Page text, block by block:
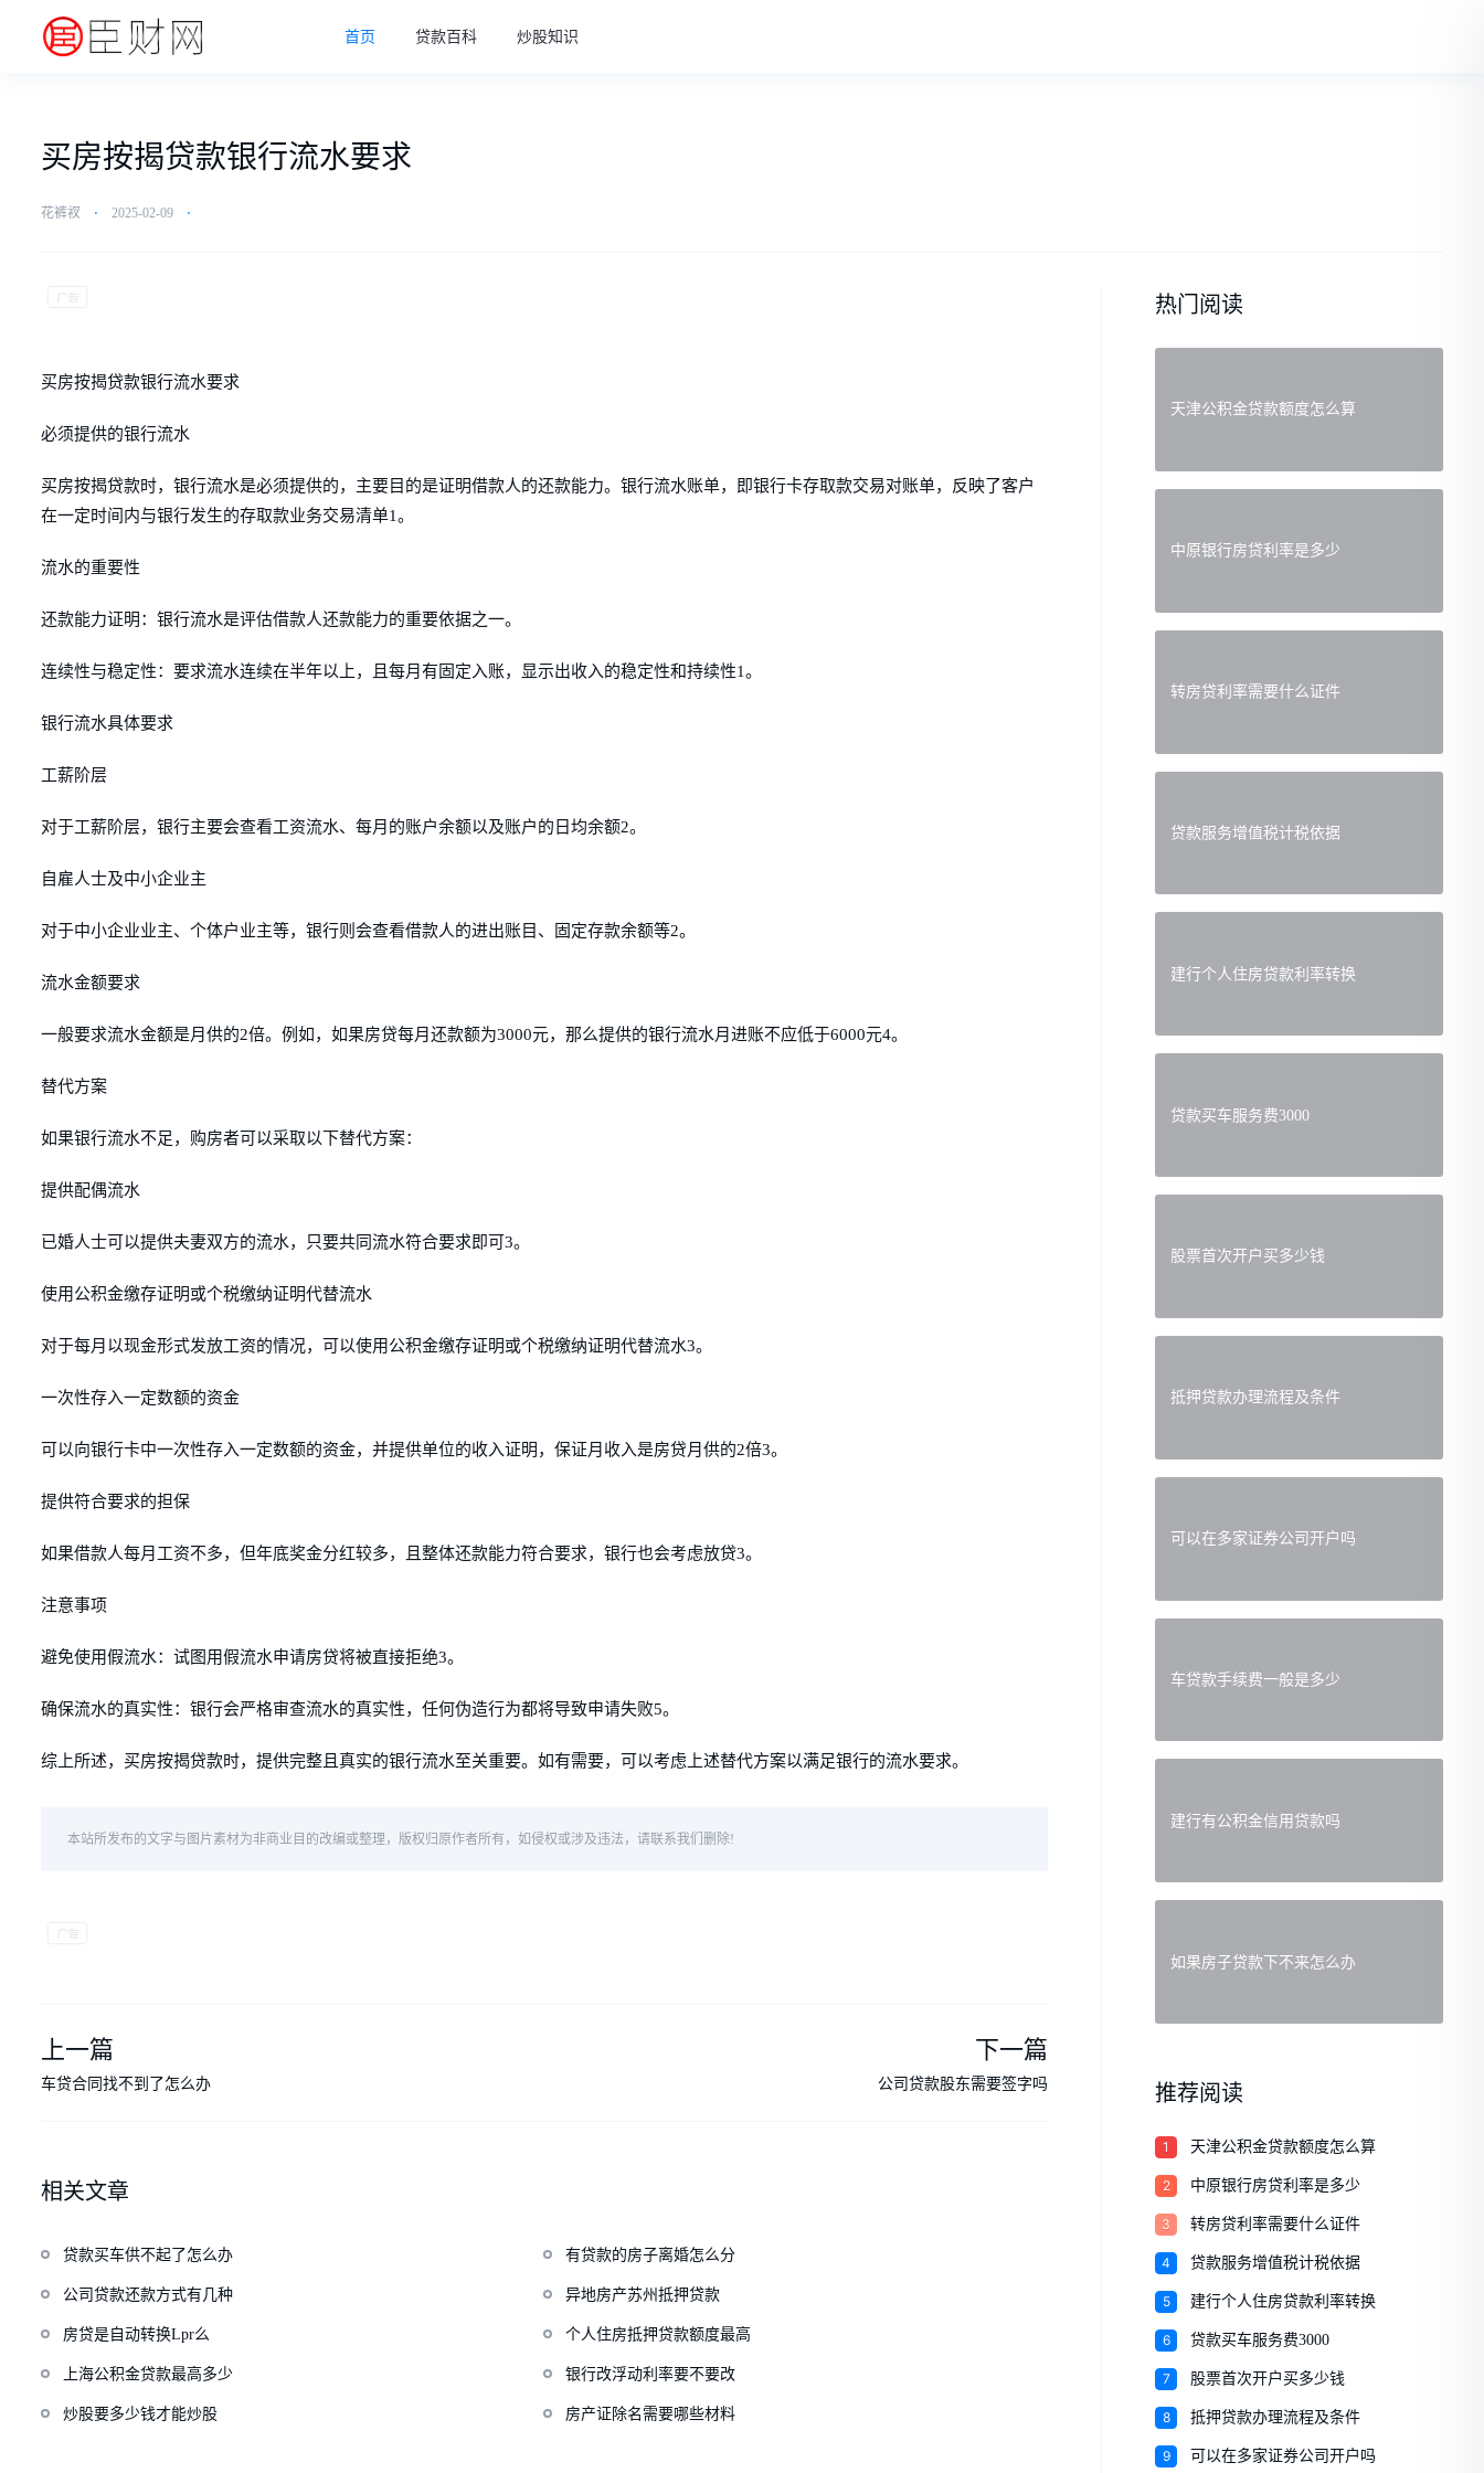
首页 贷款百科 炒股知识
买房按揭贷款银行流水要求
花裤衩 ⋅ 2025-02-09 ⋅
买房按揭贷款银行流水要求
必须提供的银行流水
买房按揭贷款时，银行流水是必须提供的，主要目的是证明借款人的还款能力。银行流水账单，即银行卡存取款交易对账单，反映了客户
在一定时间内与银行发生的存取款业务交易清单1。
流水的重要性
还款能力证明：银行流水是评估借款人还款能力的重要依据之一。
连续性与稳定性：要求流水连续在半年以上，且每月有固定入账，显示出收入的稳定性和持续性1。
银行流水具体要求
工薪阶层
对于工薪阶层，银行主要会查看工资流水、每月的账户余额以及账户的日均余额2。
自雇人士及中小企业主
对于中小企业业主、个体户业主等，银行则会查看借款人的进出账目、固定存款余额等2。
流水金额要求
一般要求流水金额是月供的2倍。例如，如果房贷每月还款额为3000元，那么提供的银行流水月进账不应低于6000元4。
替代方案
如果银行流水不足，购房者可以采取以下替代方案：
提供配偶流水
已婚人士可以提供夫妻双方的流水，只要共同流水符合要求即可3。
使用公积金缴存证明或个税缴纳证明代替流水
对于每月以现金形式发放工资的情况，可以使用公积金缴存证明或个税缴纳证明代替流水3。
一次性存入一定数额的资金
可以向银行卡中一次性存入一定数额的资金，并提供单位的收入证明，保证月收入是房贷月供的2倍3。
提供符合要求的担保
如果借款人每月工资不多，但年底奖金分红较多，且整体还款能力符合要求，银行也会考虑放贷3。
注意事项
避免使用假流水：试图用假流水申请房贷将被直接拒绝3。
确保流水的真实性：银行会严格审查流水的真实性，任何伪造行为都将导致申请失败5。
综上所述，买房按揭贷款时，提供完整且真实的银行流水至关重要。如有需要，可以考虑上述替代方案以满足银行的流水要求。
本站所发布的文字与图片素材为非商业目的改编或整理，版权归原作者所有，如侵权或涉及违法，请联系我们删除!
上一篇
车贷合同找不到了怎么办
下一篇
公司贷款股东需要签字吗
相关文章
贷款买车供不起了怎么办 有贷款的房子离婚怎么分
公司贷款还款方式有几种 异地房产苏州抵押贷款
房贷是自动转换Lpr么 个人住房抵押贷款额度最高
上海公积金贷款最高多少 银行改浮动利率要不要改
炒股要多少钱才能炒股 房产证除名需要哪些材料
热门阅读
天津公积金贷款额度怎么算
中原银行房贷利率是多少
转房贷利率需要什么证件
贷款服务增值税计税依据
建行个人住房贷款利率转换
贷款买车服务费3000
股票首次开户买多少钱
抵押贷款办理流程及条件
可以在多家证券公司开户吗
车贷款手续费一般是多少
建行有公积金信用贷款吗
如果房子贷款下不来怎么办
推荐阅读
1 天津公积金贷款额度怎么算
2 中原银行房贷利率是多少
3 转房贷利率需要什么证件
4 贷款服务增值税计税依据
5 建行个人住房贷款利率转换
6 贷款买车服务费3000
7 股票首次开户买多少钱
8 抵押贷款办理流程及条件
9 可以在多家证券公司开户吗